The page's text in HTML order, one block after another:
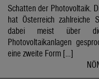
Schatten der Photovoltaik.
hat Österreich zahlreiche
dabei meist über
Photovoltaikanlagen
eine zweite Form […]